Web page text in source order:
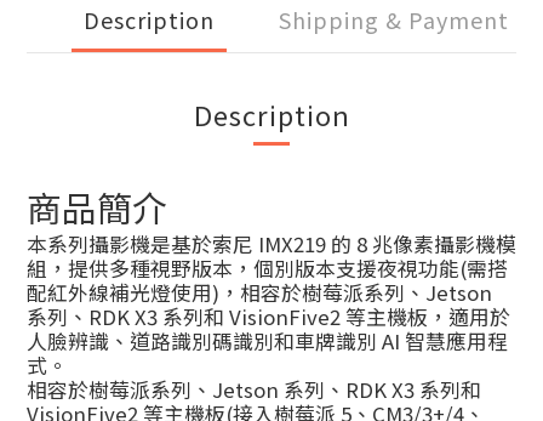
Description Shipping & Payment
Description
商品簡介
本系列攝影機是基於索尼 IMX219 的 8 兆像素攝影機模
組，提供多種視野版本，個別版本支援夜視功能(需搭
配紅外線補光燈使用)，相容於樹莓派系列、Jetson
系列、RDK X3 系列和 VisionFive2 等主機板，適用於
人臉辨識、道路識別碼識別和車牌識別 AI 智慧應用程
式。
相容於樹莓派系列、Jetson 系列、RDK X3 系列和
VisionFive2 等主機板(接入樹莓派 5、CM3/3+/4、